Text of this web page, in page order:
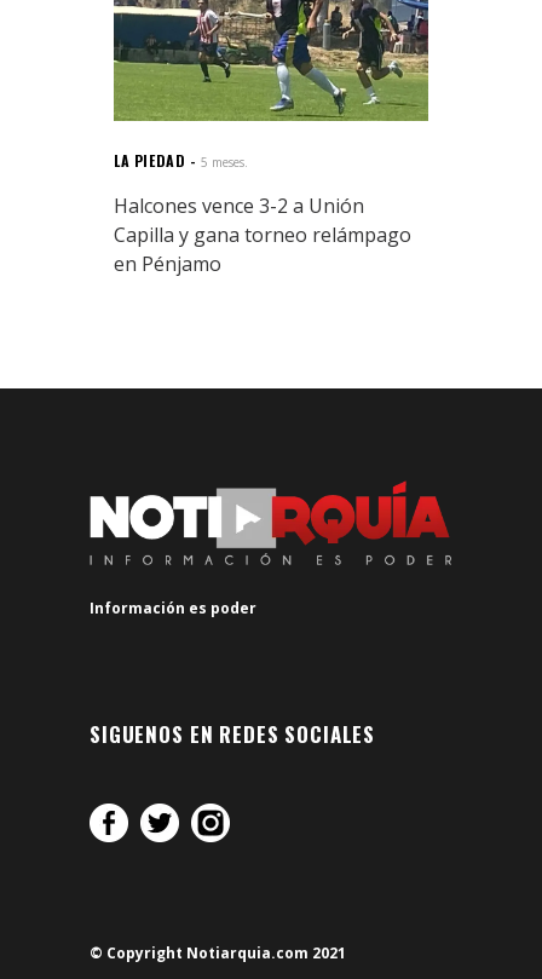
LA PIEDAD 5 meses.
Halcones vence 3-2 a Unión
Capilla y gana torneo relámpago
en Pénjamo
Información es poder
SIGUENOS EN REDES SOCIALES
© Copyright Notiarquia.com 2021